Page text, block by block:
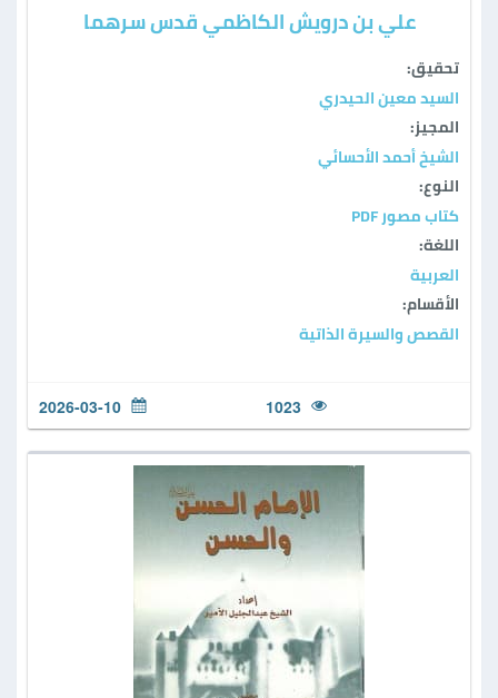
علي بن درويش الكاظمي قدس سرهما
تحقيق:
السيد معين الحيدري
المجيز:
الشيخ أحمد الأحسائي
النوع:
كتاب مصور PDF
اللغة:
العربية
الأقسام:
القصص والسيرة الذاتية
1023
2026-03-10